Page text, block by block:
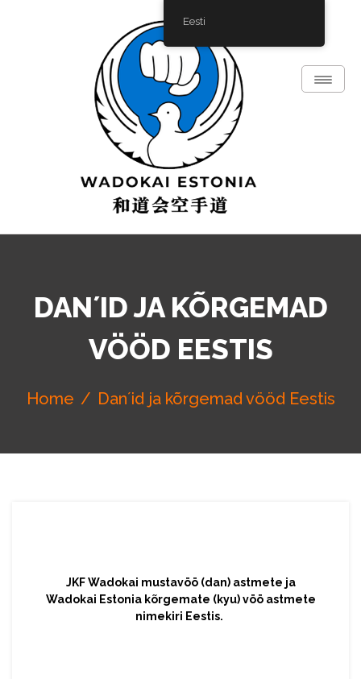
Toggle
WADOKAI ESTONIA
DAN´ID JA KÕRGEMAD
VÖÖD EESTIS
Home Dan´id ja kõrgemad vööd Eestis
JKF Wadokai mustavöö (dan) astmete ja
Wadokai Estonia kõrgemate (kyu) vöö astmete
nimekiri Eestis.
Eesti